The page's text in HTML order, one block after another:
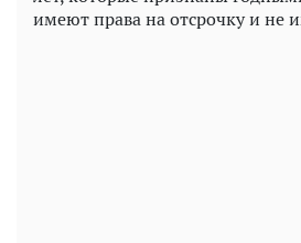
имеют права на отсрочку и не